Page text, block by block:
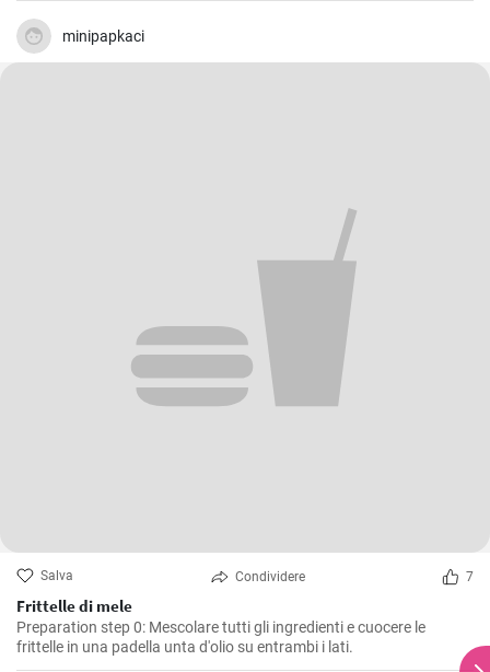
minipapkaci
Salva Condividere 7
Frittelle di mele
Preparation step 0: Mescolare tutti gli ingredienti e cuocere le
frittelle in una padella unta d'olio su entrambi i lati.